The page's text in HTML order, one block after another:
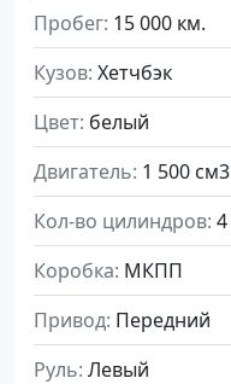
Пробег 15 000 км.
Кузов Хетчбэк
Цвет белый
Двигатель
Кол-во цилиндров 4
Коробка МКПП
Привод Передний
Руль Левый